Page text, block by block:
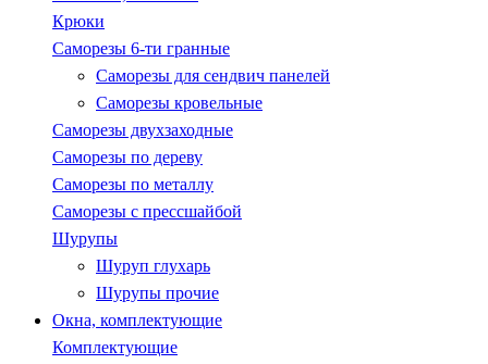
Крюки
Саморезы 6-ти гранные
Саморезы для сендвич панелей
Саморезы кровельные
Саморезы двухзаходные
Саморезы по дереву
Саморезы по металлу
Саморезы с пресcшайбой
Шурупы
Шуруп глухарь
Шурупы прочие
Окна, комплектующие
Комплектующие